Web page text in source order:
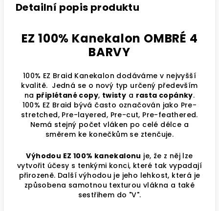
Detailní popis produktu
EZ 100% Kanekalon OMBRÉ 4
BARVY
100% EZ Braid Kanekalon dodáváme v nejvyšší
kvalitě. Jedná se o nový typ určený především
na připlétané copy, twisty a rasta copánky.
100% EZ Braid bývá často označován jako Pre-
stretched, Pre-layered, Pre-cut, Pre-feathered.
Nemá stejný počet vláken po celé délce a
směrem ke konečkům se ztenčuje.
Výhodou EZ 100% kanekalonu je, že z něj lze
vytvořit účesy s tenkými konci, které tak vypadají
přirozeně. Další výhodou je jeho lehkost, která je
způsobena samotnou texturou vlákna a také
sestřihem do "V".